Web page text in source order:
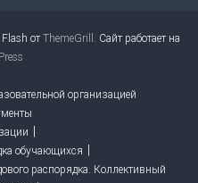
отThemeGrill . Сайт работает на
организацией
обучающихся
распорядка. Коллективный